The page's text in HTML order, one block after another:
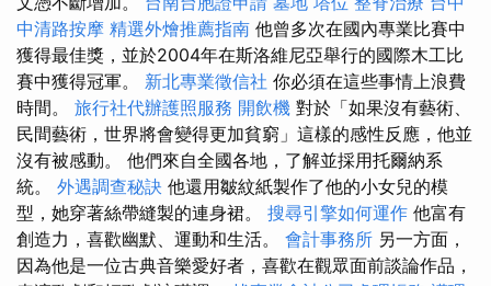
中清路按摩 精選外燴推薦指南 他曾多次在國內專業比賽中
獲得最佳獎，並於2004年在斯洛維尼亞舉行的國際木工比
賽中獲得冠軍。 新北專業徵信社 你必須在這些事情上浪費
時間。 旅行社代辦護照服務 開飲機 對於「如果沒有藝術、
民間藝術，世界將會變得更加貧窮」這樣的感性反應，他並
沒有被感動。 他們來自全國各地，了解並採用托爾納系
統。 外遇調查秘訣 他還用皺紋紙製作了他的小女兒的模
型，她穿著絲帶縫製的連身裙。 搜尋引擎如何運作 他富有
創造力，喜歡幽默、運動和生活。 會計事務所 另一方面，
因為他是一位古典音樂愛好者，喜歡在觀眾面前談論作品，